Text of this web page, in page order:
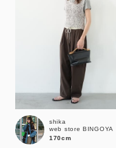
ブランド
shika
web store BINGOYA
170cm